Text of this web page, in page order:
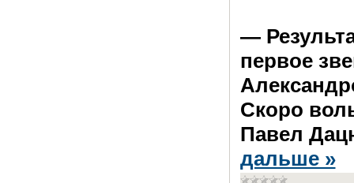
—
первое
Скоро
Павел
дальше »